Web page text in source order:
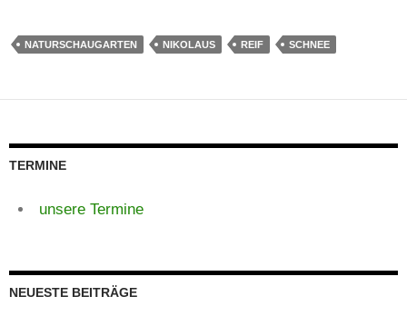
NATURSCHAUGARTEN NIKOLAUS REIF SCHNEE
TERMINE
unsere Termine
NEUESTE BEITRÄGE